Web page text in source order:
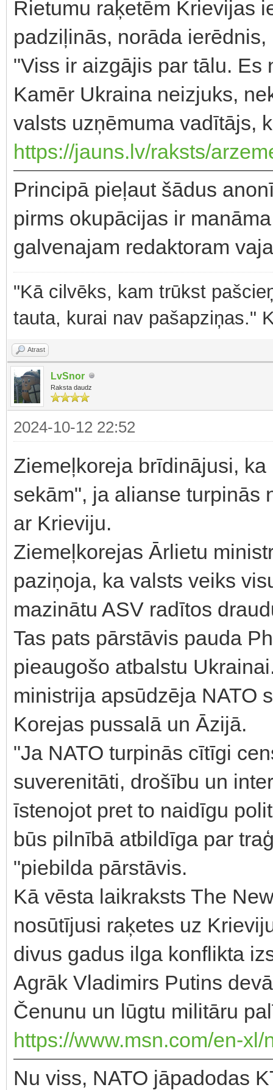
Rietumu raķetēm Krievijas
padziļinās, norāda
"Viss ir aizgājis par tālu. Es
Kamēr Ukraina neizjuks,
valsts uzņēmuma vadītājs,
https://jauns.lv/raksts/
Principā pieļaut šādus
pirms okupācijas ir
galvenajam redaktoram
"Kā cilvēks, kam trūkst
tauta, kurai nav pašapziņas."
Atrast
LvSnor
Raksta daudz
2024-10-12 22:52
Ziemeļkoreja brīdinājusi,
sekām", ja alianse turpinās
ar Krieviju.
Ziemeļkorejas Ārlietu
paziņoja, ka valsts veiks
mazinātu ASV radītos
Tas pats pārstāvis pauda
pieaugošo atbalstu
ministrija apsūdzēja NATO
Korejas pussalā un Āzijā.
"Ja NATO turpinās cītīgi
suverenitāti, drošību un
īstenojot pret to naidīgu
būs pilnībā atbildīga par
"piebilda pārstāvis.
Kā vēsta laikraksts The
nosūtījusi raķetes uz
divus gadus ilga konflikta
Agrāk Vladimirs Putins
Čenunu un lūgtu militāru
https://www.msn.com/en-
Nu viss, NATO jāpadodas